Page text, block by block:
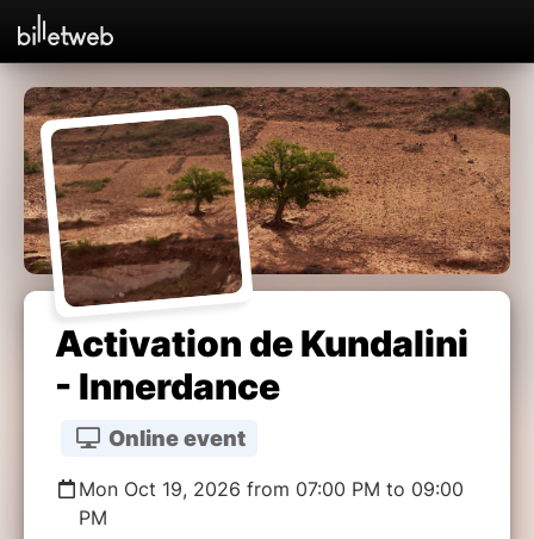
Activation de Kundalini
- Innerdance
Online event
Mon Oct 19, 2026 from 07:00 PM to 09:00
PM